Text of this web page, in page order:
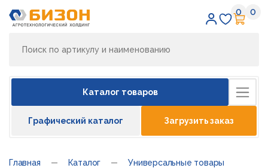
0 0
Каталог товаров
Графический каталог Загрузить заказ
Главная Каталог
Универсальные товары